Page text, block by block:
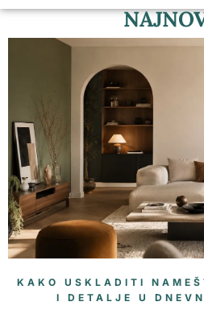
KAKO USKLADITI
I DETALJE U